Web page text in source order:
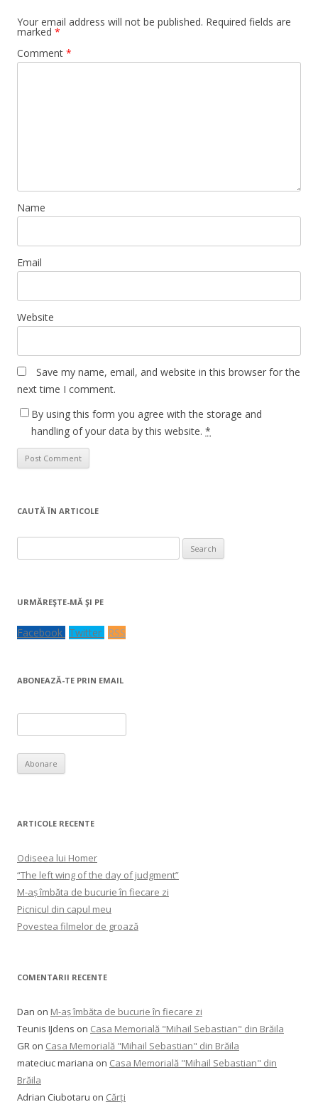
Your email address will not be published. Required fields are
marked *
Comment *
Name
Email
Website
Save my name, email, and website in this browser for the
next time I comment.
By using this form you agree with the storage and
handling of your data by this website. *
CAUTĂ ÎN ARTICOLE
for:
URMĂREŞTE-MĂ ŞI PE
Facebook Twitter RSS
ABONEAZĂ-TE PRIN EMAIL
ARTICOLE RECENTE
Odiseea lui Homer
“The left wing of the day of judgment”
M-aș îmbăta de bucurie în fiecare zi
Picnicul din capul meu
Povestea filmelor de groază
COMENTARII RECENTE
Dan on M-aș îmbăta de bucurie în fiecare zi
Teunis IJdens on Casa Memorială "Mihail Sebastian" din Brăila
GR on Casa Memorială "Mihail Sebastian" din Brăila
mateciuc mariana on Casa Memorială "Mihail Sebastian" din
Brăila
Adrian Ciubotaru on Cărți